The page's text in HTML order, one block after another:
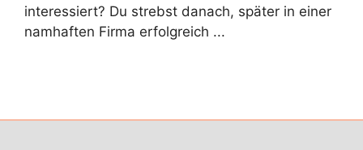
interessiert? Du strebst danach, später in einer
namhaften Firma erfolgreich ...